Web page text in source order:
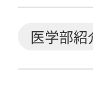
医学部紹